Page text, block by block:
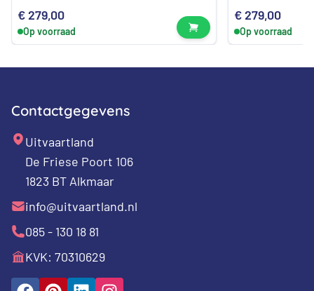
€279,00
Op voorraad Bekijk product
€279,00
Op voorraad
Contactgegevens
Uitvaartland
De Friese Poort 106
1823 BT Alkmaar
info@uitvaartland.nl
085 - 130 18 81
KVK: 70310629